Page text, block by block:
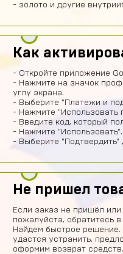
- золото и другие
Как
- Откройте приложение
- Нажмите на значок
углу экрана.
- Выберите "Платежи и
- Нажмите "Использовать
- Введите код, который
- Нажмите "Использовать".
- Выберите
Не пришел
Если заказ не пришёл
пожалуйста, обратитесь
Найдем быстрое
удастся устранить,
оформим возврат средств.